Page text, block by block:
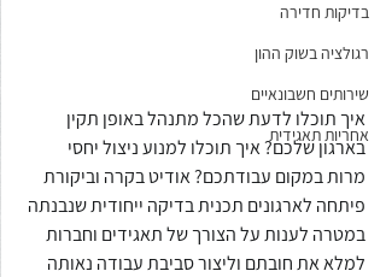
בדיקות חדירה
רגולציה בשוק ההון
שירותים חשבונאיים
אחריות תאגידית
איך תוכלו לדעת שהכל מתנהל באופן תקין
בארגון שלכם? איך תוכלו למנוע ניצול יחסי
מרות במקום עבודתכם? אודיט בקרה וביקורת
פיתחה לארגונים תכנית בדיקה ייחודית שנבנתה
במטרה לענות על הצורך של תאגידים וחברות
למלא את חובתם וליצור סביבת עבודה נאותה